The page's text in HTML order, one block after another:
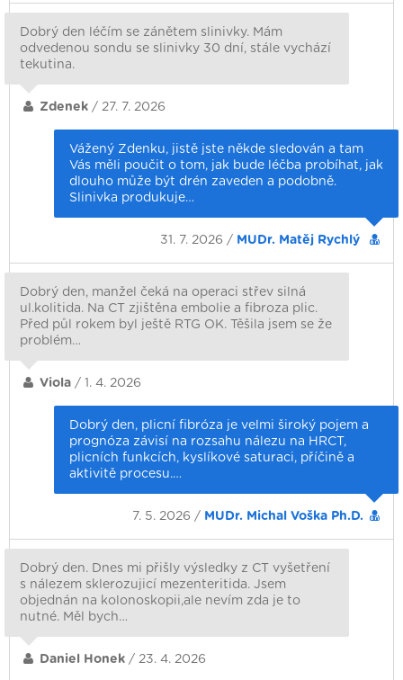
Dobrý den léčím se zánětem slinivky. Mám
odvedenou sondu se slinivky 30 dní, stále vychází
tekutina.
Zdenek / 27. 7. 2026
Vážený Zdenku, jistě jste někde sledován a tam
Vás měli poučit o tom, jak bude léčba probíhat, jak
dlouho může být drén zaveden a podobně.
Slinivka produkuje…
31. 7. 2026 / MUDr. Matěj Rychlý
Dobrý den, manžel čeká na operaci střev silná
ul.kolitida. Na CT zjištěna embolie a fibroza plic.
Před půl rokem byl ještě RTG OK. Těšila jsem se že
problém…
Viola / 1. 4. 2026
Dobrý den, plicní fibróza je velmi široký pojem a
prognóza závisí na rozsahu nálezu na HRCT,
plicních funkcích, kyslíkové saturaci, příčině a
aktivitě procesu.…
7. 5. 2026 / MUDr. Michal Voška Ph.D.
Dobrý den. Dnes mi přišly výsledky z CT vyšetření
s nálezem sklerozujicí mezenteritida. Jsem
objednán na kolonoskopii,ale nevím zda je to
nutné. Měl bych…
Daniel Honek / 23. 4. 2026